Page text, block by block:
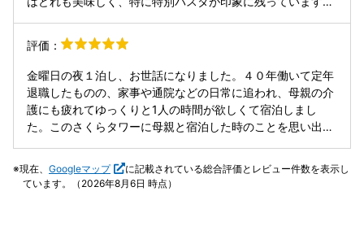
楽しむことができました。夜のライトアップやイルミネーシ
フェチリエージョでの和洋ビュッフェをいただきました。卵
ばクラブラウンジ朝食でも十分かも。その他地下1階にサウ
ナ＆ジャグジーがあり、ロッカーやタオル貸出有で滞在中3
回も利用、リフレッシュできました。但しジェットバスはさ
ほど広くはなく、敷地内各ホテル宿泊客も利用できる為か夜
はタイミングによって混み合っていました。 ホテルスタッフ
の方々は、さすがプリンスホテルとしてのスキルを兼ね備え
ていて、フロントやクラブラウンジ、レストランでの対応が
ても美味しく、特に白ワインが好みでした。おかわり無料の
パンも嬉しく、なかでもミルクパンがとても美味しかったで
す。 朝食も本当に美味しかったです。オムレツはふわふわ、
ベーコンはカリカリ、ミートローフはとろとろで、ハムはず
っと食べていたいくらい好みでした。特に印象的だったのは
サーモンマリネとフレンチトーストです。フレンチトースト
は、ナイフを縦に入れるだけでギコギコせず下までスッと切
た、スタッフの方々がよく見てくださっていて、ブッフェで
ありがちな「お皿がテーブルにたまる」ようなこともなく、
評価：
金曜日の夜１泊し、お世話になりました。４０年働いて定年
退職したものの、家事や通院などの日常に追われ、母親の介
護にも疲れてゆっくりと1人の時間が欲しくて宿泊しまし
た。このさくらタワーに母親と宿泊した時のことを思い出
ら、また、こちらに宿泊したいと思います。清潔で優雅で静
かなので心ゆくまでゆっくりできます。余談ですが最近太り
現在、 Googleマップ
に記載されている総合評価とレビュー件数を表示し
ています。（2026年8月6日 時点）